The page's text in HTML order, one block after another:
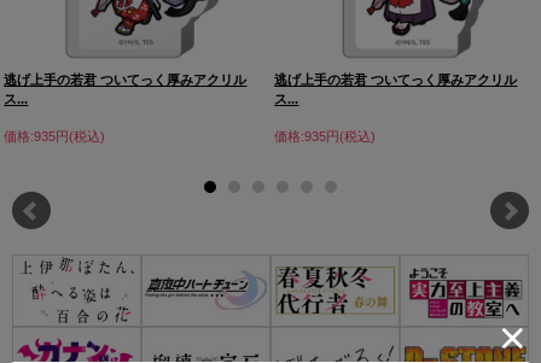
逃げ上手の若君 ついてっく厚みアクリル
ス...
価格:935円(税込)
逃げ上手の若君 ついてっく厚みアクリル
ス...
価格:935円(税込)